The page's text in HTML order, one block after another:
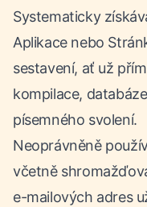
Systematicky
Aplikace nebo
sestavení, ať už
kompilace,
písemného svolení.
Neoprávněně
včetně
e-mailových adres